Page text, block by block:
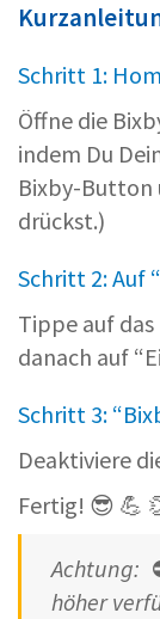
Schritt 1:
Öffne die
indem Du
Bixby-
drückst.)
Schritt 2: Auf
Tippe auf
danach auf
Schritt 3:
Deaktiviere
Fertig! 😎 💪
Achtung:
höher